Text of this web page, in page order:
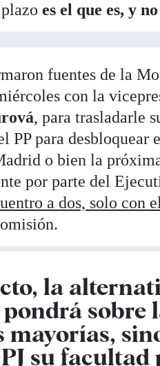
plazoes el que es, y
fuentes de la
con la
, para trasladarle
PP para desbloquear
o bien la
por parte del
a dos, solo con
la
sobre
mayorías,
su